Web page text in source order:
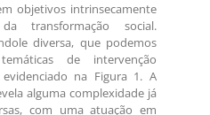
objetivos intrinsecamente
transformação social.
diversa, que podemos
de intervenção
na Figura 1. A
alguma complexidade já
com uma atuação em